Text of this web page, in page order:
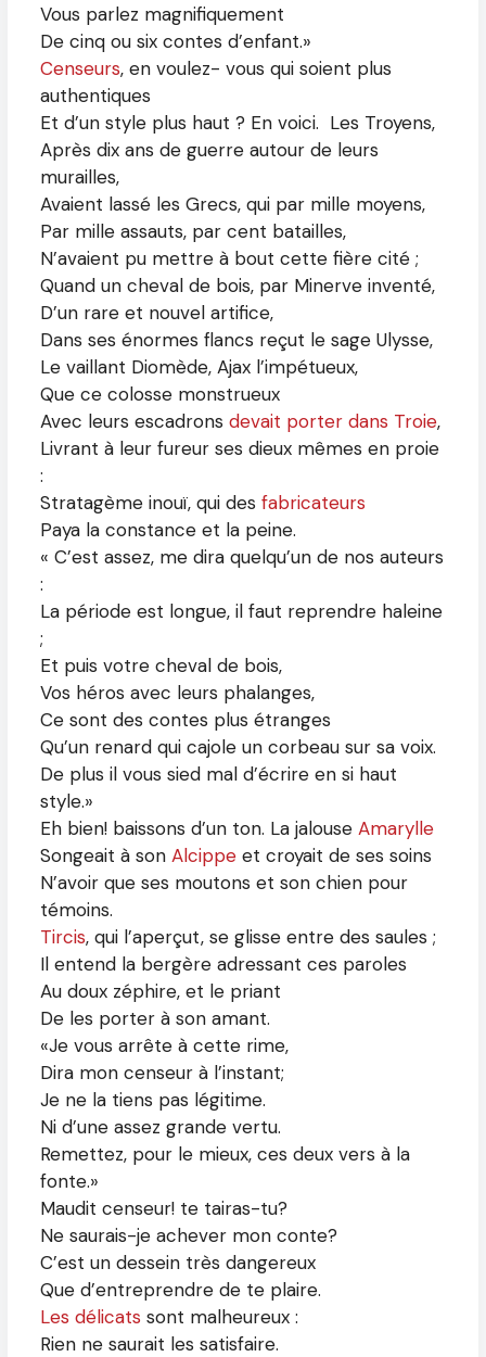
Vous parlez magnifiquement
De cinq ou six contes d’enfant.»
Censeurs, en voulez- vous qui soient plus
authentiques
Et d’un style plus haut ? En voici. Les Troyens,
Après dix ans de guerre autour de leurs
murailles,
Avaient lassé les Grecs, qui par mille moyens,
Par mille assauts, par cent batailles,
N’avaient pu mettre à bout cette fière cité ;
Quand un cheval de bois, par Minerve inventé,
D’un rare et nouvel artifice,
Dans ses énormes flancs reçut le sage Ulysse,
Le vaillant Diomède, Ajax l’impétueux,
Que ce colosse monstrueux
Avec leurs escadrons devait porter dans Troie,
Livrant à leur fureur ses dieux mêmes en proie
:
Stratagème inouï, qui des fabricateurs
Paya la constance et la peine.
« C’est assez, me dira quelqu’un de nos auteurs
:
La période est longue, il faut reprendre haleine
;
Et puis votre cheval de bois,
Vos héros avec leurs phalanges,
Ce sont des contes plus étranges
Qu’un renard qui cajole un corbeau sur sa voix.
De plus il vous sied mal d’écrire en si haut
style.»
Eh bien! baissons d’un ton. La jalouse Amarylle
Songeait à son Alcippe et croyait de ses soins
N’avoir que ses moutons et son chien pour
témoins.
Tircis, qui l’aperçut, se glisse entre des saules ;
Il entend la bergère adressant ces paroles
Au doux zéphire, et le priant
De les porter à son amant.
«Je vous arrête à cette rime,
Dira mon censeur à l’instant;
Je ne la tiens pas légitime.
Ni d’une assez grande vertu.
Remettez, pour le mieux, ces deux vers à la
fonte.»
Maudit censeur! te tairas-tu?
Ne saurais-je achever mon conte?
C’est un dessein très dangereux
Que d’entreprendre de te plaire.
Les délicats sont malheureux :
Rien ne saurait les satisfaire.